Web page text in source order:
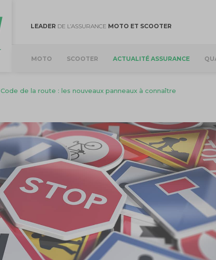
LEADER DE L’ASSURANCE MOTO ET SCOOTER
MOTO SCOOTER ACTUALITÉ ASSURANCE
Code de la route : les nouveaux panneaux à connaître